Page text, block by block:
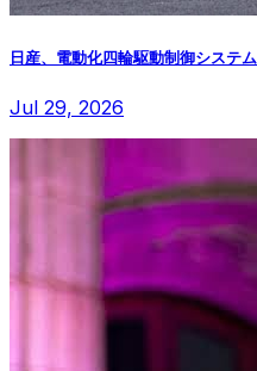
日産、電動化四輪駆動制御システ
Jul 29, 2026